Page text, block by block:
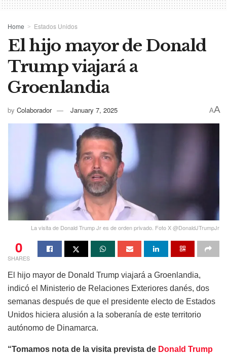
Home Estados Unidos
El hijo mayor de Donald
Trump viajará a
Groenlandia
by Colaborador January 7, 2025 AA
La visita de Donald Trump Jr es de orden privado. Foto X @DonaldJTrumpJr
0
SHARES
El hijo mayor de Donald Trump viajará a Groenlandia,
indicó el Ministerio de Relaciones Exteriores danés, dos
semanas después de que el presidente electo de Estados
Unidos hiciera alusión a la soberanía de este territorio
autónomo de Dinamarca.
“Tomamos nota de la visita prevista de Donald Trump